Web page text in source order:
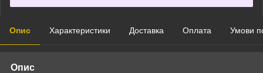
Опис Характеристики Доставка Оплата Умови
Опис